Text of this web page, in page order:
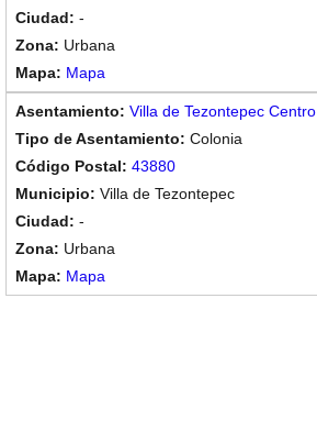
-
Urbana
Mapa
Villa de Tezontepec Centro
Colonia
43880
Villa de Tezontepec
-
Urbana
Mapa